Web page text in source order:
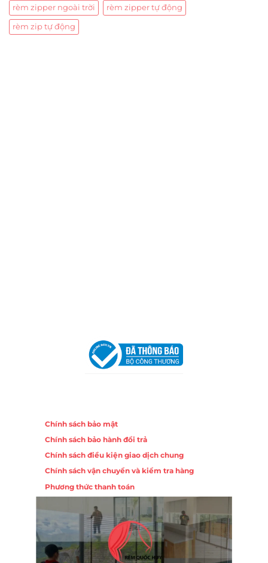
rèm zipper ngoài trời rèm zipper tự động
rèm zip tự động
Chính sách bảo mật
Chính sách bảo hành đổi trả
Chính sách điều kiện giao dịch chung
Chính sách vận chuyển và kiểm tra hàng
Phương thức thanh toán